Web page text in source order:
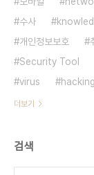
수사
개인정보보호
Security Tool
virus
hacking
더보기
검색